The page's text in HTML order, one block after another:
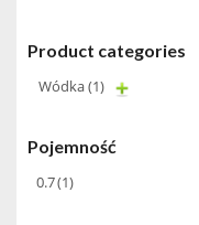
Product categories
Wódka(1)
Pojemność
0.7(1)